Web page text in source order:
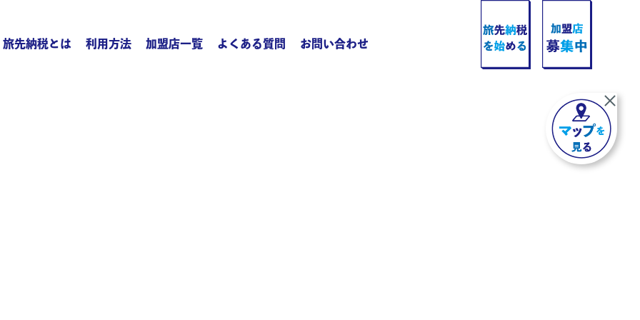
旅先納税とは 利用方法 加盟店一覧 よくある質問 お問い合わせ